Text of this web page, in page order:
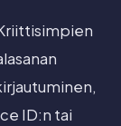
ID:n tai